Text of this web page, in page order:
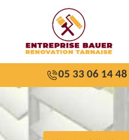
05 33 06 14 48